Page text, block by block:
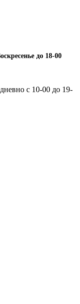
до 18-00
с 10-00 до 19-